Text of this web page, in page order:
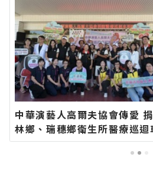
中華演藝人高爾夫協會傳愛
林鄉、瑞穗鄉衛生所醫療巡迴
長代表花蓮鄉親表達感謝∣花
聞網官方網站各類新聞－最快